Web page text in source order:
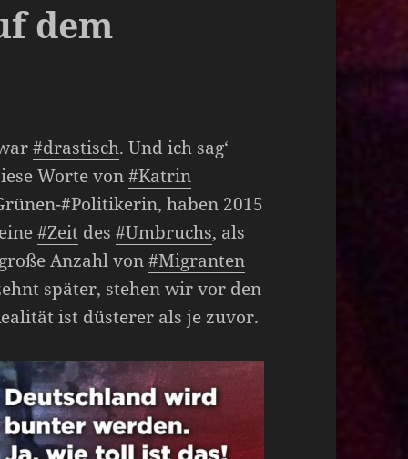
dem
#drastisch. Und ich sag‘
Worte von#Katrin
#Politikerin, haben 2015
#Zeit des#Umbruchs, als
Anzahl von#Migranten
später, stehen wir vor den
ist düsterer als je zuvor.